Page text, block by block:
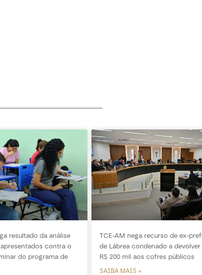
resultado da análise
contra o
do programa de
TCE-AM nega recurso de ex-
de Lábrea condenado a devolver
R$ 200 mil aos cofres públicos
SAIBA MAIS »